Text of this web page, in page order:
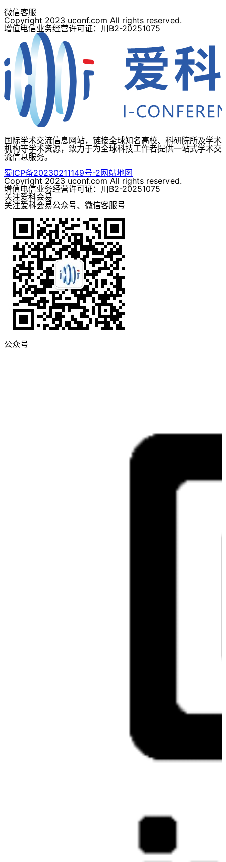
微信客服
Copyright 2023 uconf.com All rights reserved.
增值电信业务经营许可证：川B2-20251075
国际学术交流信息网站，链接全球知名高校、科研院所及学术
机构等学术资源，致力于为全球科技工作者提供一站式学术交
流信息服务。
蜀ICP备20230211149号-2网站地图
Copyright 2023 uconf.com All rights reserved.
增值电信业务经营许可证：川B2-20251075
关注爱科会易
关注爱科会易公众号、微信客服号
公众号